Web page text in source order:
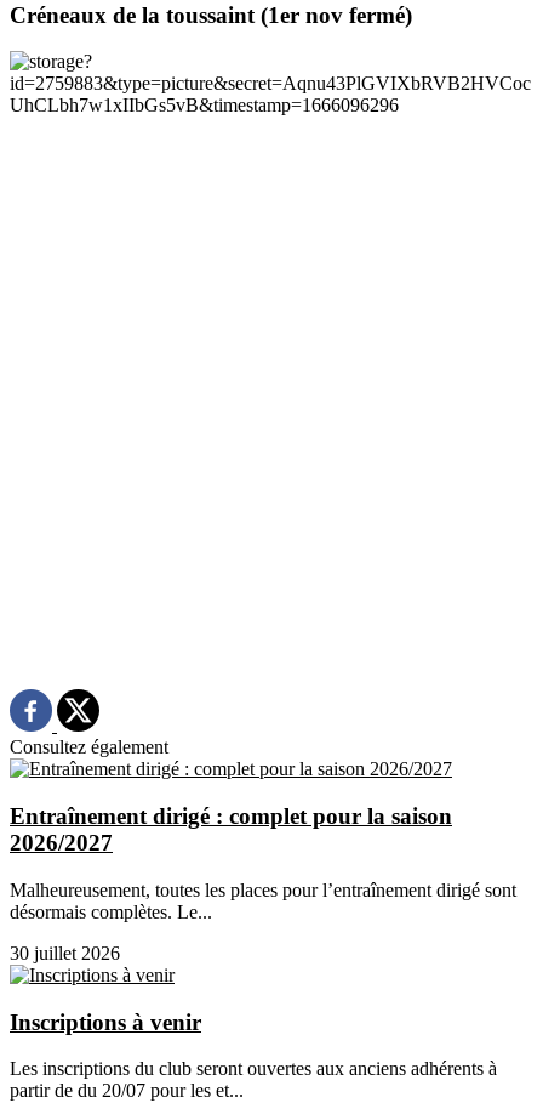
Créneaux de la toussaint (1er nov fermé)
Consultez également
Entraînement dirigé : complet pour la saison
2026/2027
Malheureusement, toutes les places pour l’entraînement dirigé sont
désormais complètes. Le...
30 juillet 2026
Inscriptions à venir
Les inscriptions du club seront ouvertes aux anciens adhérents à
partir de du 20/07 pour les et...